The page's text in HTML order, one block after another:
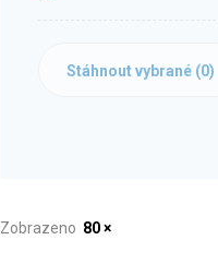
Stáhnout vybrané (0)
Zobrazeno 80 ×